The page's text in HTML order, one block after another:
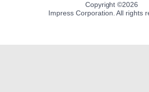
Copyright ©2026
Impress Corporation. All rights